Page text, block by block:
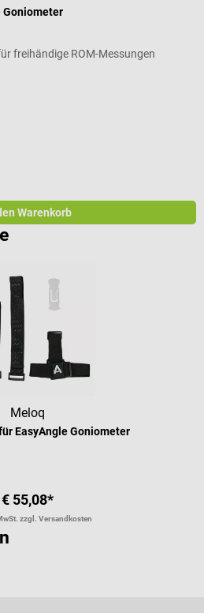
Goniometer
freihändige ROM-Messungen
Warenkorb
Meloq
EasyAngle Goniometer
€ 55,08*
zzgl. Versandkosten